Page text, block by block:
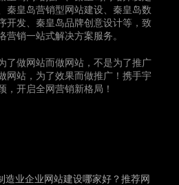
秦皇岛营销型网站建设、秦皇岛数
开发、秦皇岛品牌创意设计等，致
营销一站式解决方案服务。
了做网站而做网站，不是为了推广
网站，为了效果而做推广！携手宇
，开启全网营销新格局！
造业企业网站建设哪家好？推荐网